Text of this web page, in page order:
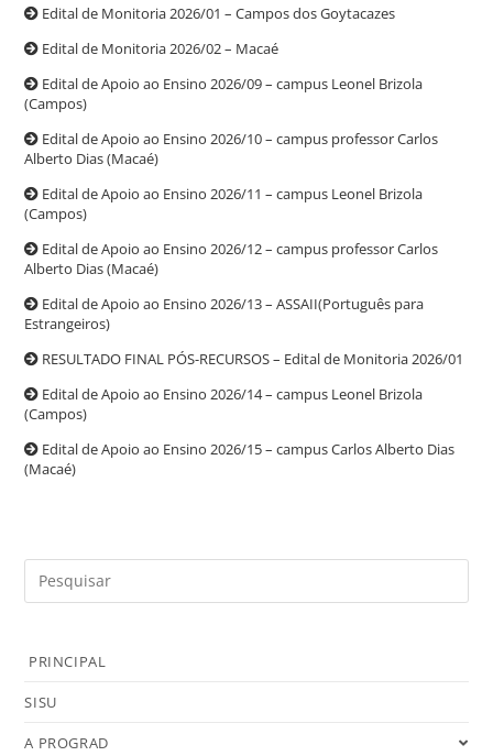
Edital de Monitoria 2026/01 – Campos dos Goytacazes
Edital de Monitoria 2026/02 – Macaé
Edital de Apoio ao Ensino 2026/09 – campus Leonel Brizola
(Campos)
Edital de Apoio ao Ensino 2026/10 – campus professor Carlos
Alberto Dias (Macaé)
Edital de Apoio ao Ensino 2026/11 – campus Leonel Brizola
(Campos)
Edital de Apoio ao Ensino 2026/12 – campus professor Carlos
Alberto Dias (Macaé)
Edital de Apoio ao Ensino 2026/13 – ASSAII(Português para
Estrangeiros)
RESULTADO FINAL PÓS-RECURSOS – Edital de Monitoria 2026/01
Edital de Apoio ao Ensino 2026/14 – campus Leonel Brizola
(Campos)
Edital de Apoio ao Ensino 2026/15 – campus Carlos Alberto Dias
(Macaé)
PRINCIPAL
SISU
A PROGRAD